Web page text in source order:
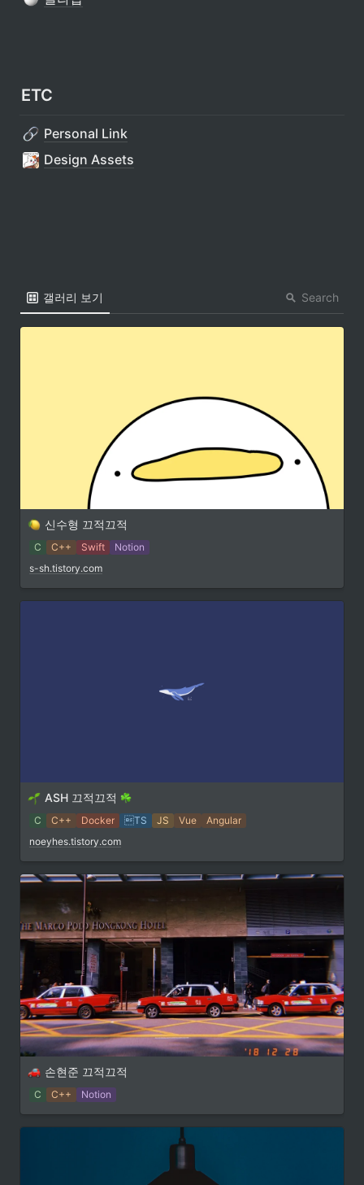
ETC
Personal Link
Design Assets
갤러리 보기 Search
신수형 끄적끄적
C C++ Swift
Notion
s-sh.tistory.com
ASH 끄적끄적
C C++ Docker TS JS Vue
Angular
noeyhes.tistory.com
손현준 끄적끄적
C C++ Notion